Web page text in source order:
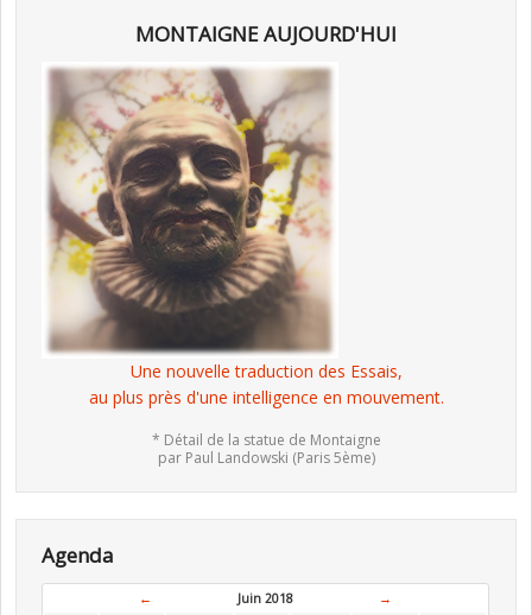
MONTAIGNE AUJOURD'HUI
Une nouvelle traduction des Essais,
au plus près d'une intelligence en mouvement.
* Détail de la statue de Montaigne
par Paul Landowski (Paris 5ème)
Agenda
← Juin 2018
→